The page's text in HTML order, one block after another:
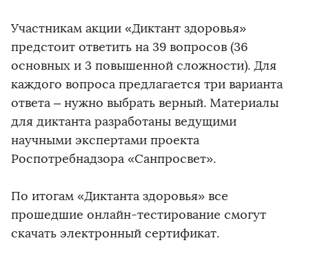
Участникам акции «Диктант здоровья»
предстоит ответить на 39 вопросов (36
основных и 3 повышенной сложности). Для
каждого вопроса предлагается три варианта
ответа – нужно выбрать верный. Материалы
для диктанта разработаны ведущими
научными экспертами проекта
Роспотребнадзора «Санпросвет».
По итогам «Диктанта здоровья» все
прошедшие онлайн-тестирование смогут
скачать электронный сертификат.